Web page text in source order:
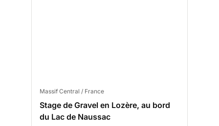
Massif Central / France
Stage de Gravel en Lozère, au bord
du Lac de Naussac